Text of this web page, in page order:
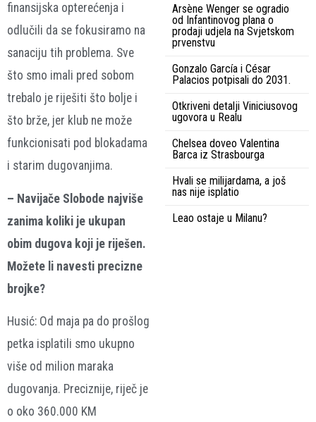
finansijska opterećenja i
odlučili da se fokusiramo na
sanaciju tih problema. Sve
što smo imali pred sobom
trebalo je riješiti što bolje i
što brže, jer klub ne može
funkcionisati pod blokadama
i starim dugovanjima.
– Navijače Slobode najviše
zanima koliki je ukupan
obim dugova koji je riješen.
Možete li navesti precizne
brojke?
Husić: Od maja pa do prošlog
petka isplatili smo ukupno
više od milion maraka
dugovanja. Preciznije, riječ je
o oko 360.000 KM
Arsène Wenger se ogradio
od Infantinovog plana o
prodaji udjela na Svjetskom
prvenstvu
Gonzalo García i César
Palacios potpisali do 2031.
Otkriveni detalji Viniciusovog
ugovora u Realu
Chelsea doveo Valentina
Barca iz Strasbourga
Hvali se milijardama, a još
nas nije isplatio
Leao ostaje u Milanu?